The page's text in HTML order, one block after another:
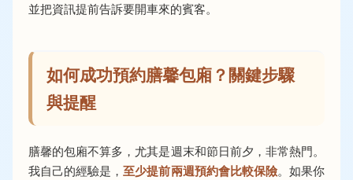
並把資訊提前告訴要開車來的賓客。
如何成功預約膳馨包廂？關鍵步驟
與提醒
膳馨的包廂不算多，尤其是週末和節日前夕，非常熱門。
我自己的經驗是，至少提前兩週預約會比較保險。如果你